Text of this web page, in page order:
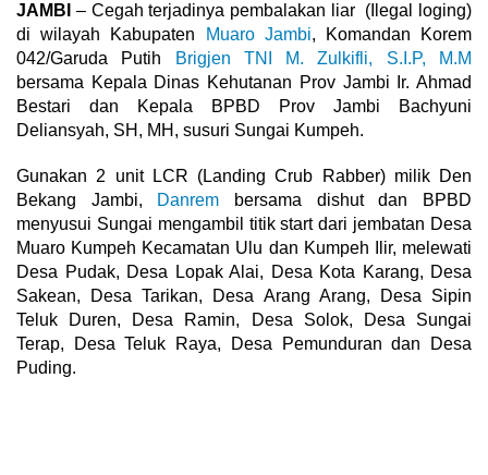
JAMBI – Cegah terjadinya pembalakan liar (Ilegal loging)
di wilayah Kabupaten
Muaro Jambi, Komandan Korem
042/Garuda Putih
Brigjen TNI M. Zulkifli, S.I.P, M.M
bersama Kepala Dinas Kehutanan Prov Jambi Ir. Ahmad
Bestari dan Kepala BPBD Prov Jambi Bachyuni
Deliansyah, SH, MH, susuri Sungai Kumpeh.
Gunakan 2 unit LCR (Landing Crub Rabber) milik Den
Bekang Jambi, Danrem bersama dishut dan BPBD
menyusui Sungai mengambil titik start dari jembatan Desa
Muaro Kumpeh Kecamatan Ulu dan Kumpeh Ilir, melewati
Desa Pudak, Desa Lopak Alai, Desa Kota Karang, Desa
Sakean, Desa Tarikan, Desa Arang Arang, Desa Sipin
Teluk Duren, Desa Ramin, Desa Solok, Desa Sungai
Terap, Desa Teluk Raya, Desa Pemunduran dan Desa
Puding.